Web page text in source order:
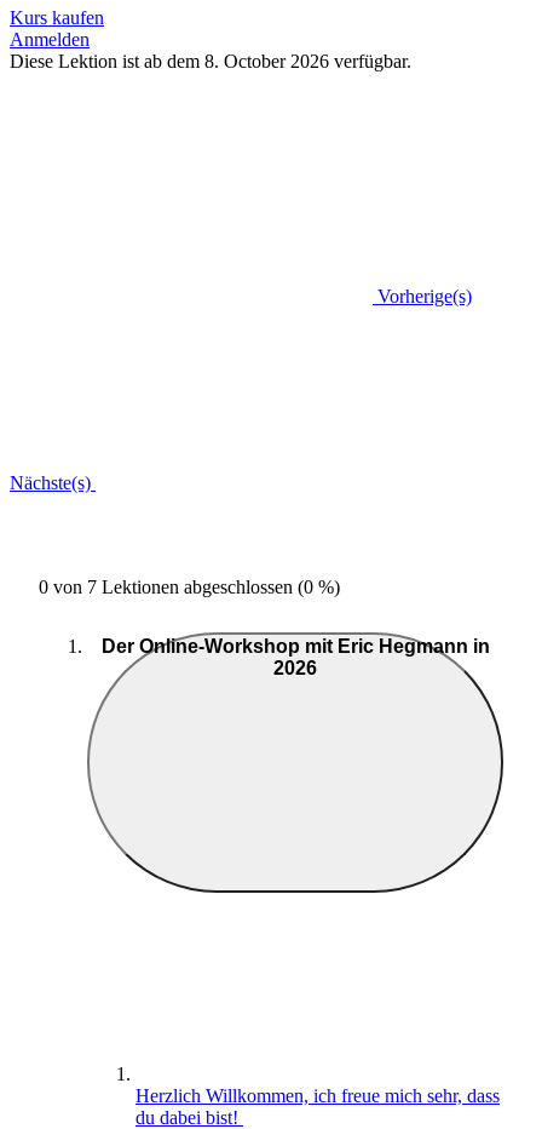
Kurs kaufen
Anmelden
Diese Lektion ist ab dem 8. October 2026 verfügbar.
Vorherige(s)
Nächste(s)
0 von 7 Lektionen abgeschlossen (0 %)
Der Online-Workshop mit Eric Hegmann in
2026
Herzlich Willkommen, ich freue mich sehr, dass
du dabei bist!